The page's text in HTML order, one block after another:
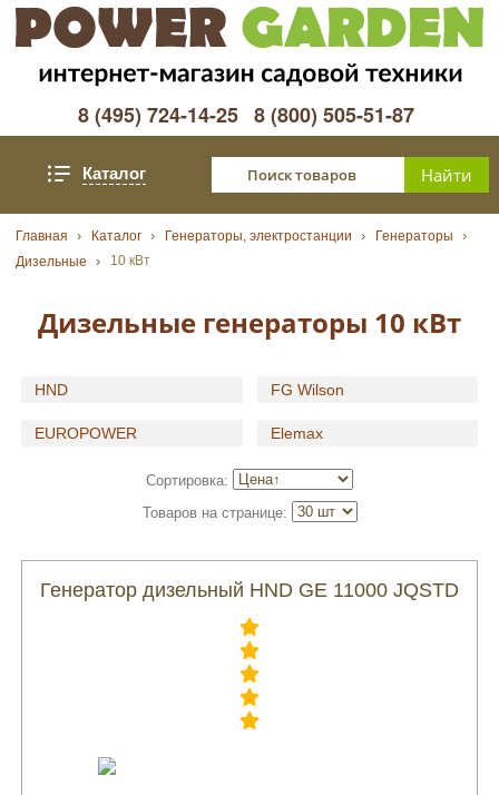
8 (495) 724-14-25 8 (800) 505-51-87
Каталог
Главная Каталог Генераторы, электростанции
Генераторы
Дизельные
10 кВт
Дизельные генераторы 10 кВт
HND FG Wilson
EUROPOWER Elemax
Сортировка:
Товаров на странице:
Генератор дизельный HND GE 11000 JQSTD